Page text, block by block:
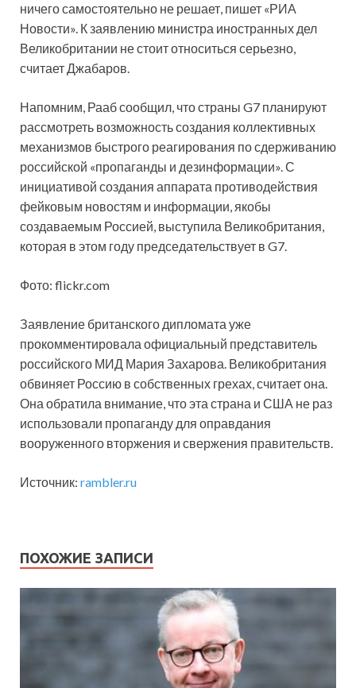
ничего самостоятельно не решает, пишет «РИА
Новости». К заявлению министра иностранных дел
Великобритании не стоит относиться серьезно,
считает Джабаров.
Напомним, Рааб сообщил, что страны G7 планируют
рассмотреть возможность создания коллективных
механизмов быстрого реагирования по сдерживанию
российской «пропаганды и дезинформации». С
инициативой создания аппарата противодействия
фейковым новостям и информации, якобы
создаваемым Россией, выступила Великобритания,
которая в этом году председательствует в G7.
Фото: flickr.com
Заявление британского дипломата уже
прокомментировала официальный представитель
российского МИД Мария Захарова. Великобритания
обвиняет Россию в собственных грехах, считает она.
Она обратила внимание, что эта страна и США не раз
использовали пропаганду для оправдания
вооруженного вторжения и свержения правительств.
Источник: rambler.ru
ПОХОЖИЕ ЗАПИСИ